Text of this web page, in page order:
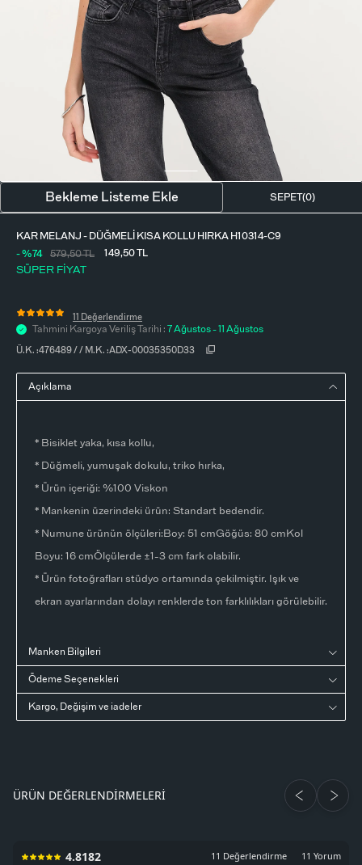
Açıklama
* Bisiklet yaka, kısa kollu,
* Düğmeli, yumuşak dokulu, triko hırka,
* Ürün içeriği: %100 Viskon
* Mankenin üzerindeki ürün: Standart bedendir.
* Numune ürünün ölçüleri:Boy: 51 cmGöğüs: 80 cmKol
Boyu: 16 cmÖlçülerde ±1-3 cm fark olabilir.
* Ürün fotoğrafları stüdyo ortamında çekilmiştir. Işık ve
ekran ayarlarından dolayı renklerde ton farklılıkları görülebilir.
Manken Bilgileri
Ödeme Seçenekleri
Kargo, Değişim ve iadeler
Ü.K. :476489/ / M.K. :ADX-00035350D33
KAR MELANJ - DÜĞMELI KISA KOLLU HIRKA H10314-C9
SÜPER FİYAT
579,50TL 149,50TL
- %74
11 Değerlendirme
Tahmini Kargoya Veriliş Tarihi : 7 Ağustos - 11 Ağustos
SEPET(0)
Bekleme Listeme Ekle
ÜRÜN DEĞERLENDIRMELERI
4.8182 11 Değerlendirme 11 Yorum
GÖMLEK
BÜSTIYER
FULAR-SAÇ BANDI
VÜCUT AKSESUARI